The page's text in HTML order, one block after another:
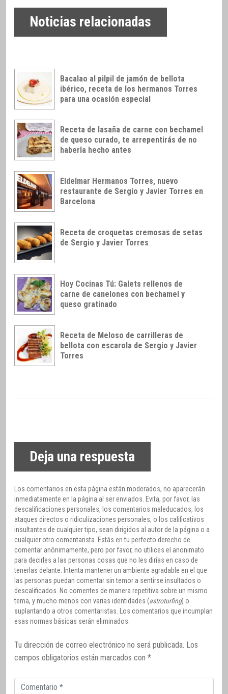
Noticias relacionadas
Bacalao al pilpil de jamón de bellota
ibérico, receta de los hermanos Torres
para una ocasión especial
Receta de lasaña de carne con bechamel
de queso curado, te arrepentirás de no
haberla hecho antes
Eldelmar Hermanos Torres, nuevo
restaurante de Sergio y Javier Torres en
Barcelona
Receta de croquetas cremosas de setas
de Sergio y Javier Torres
Hoy Cocinas Tú: Galets rellenos de
carne de canelones con bechamel y
queso gratinado
Receta de Meloso de carrilleras de
bellota con escarola de Sergio y Javier
Torres
Deja una respuesta
Los comentarios en esta página están moderados, no aparecerán
inmediatamente en la página al ser enviados. Evita, por favor, las
descalificaciones personales, los comentarios maleducados, los
ataques directos o ridiculizaciones personales, o los calificativos
insultantes de cualquier tipo, sean dirigidos al autor de la página o a
cualquier otro comentarista. Estás en tu perfecto derecho de
comentar anónimamente, pero por favor, no utilices el anonimato
para decirles a las personas cosas que no les dirías en caso de
tenerlas delante. Intenta mantener un ambiente agradable en el que
las personas puedan comentar sin temor a sentirse insultados o
descalificados. No comentes de manera repetitiva sobre un mismo
tema, y mucho menos con varias identidades (astroturfing) o
suplantando a otros comentaristas. Los comentarios que incumplan
esas normas básicas serán eliminados.
Tu dirección de correo electrónico no será publicada. Los
campos obligatorios están marcados con *
Comentario